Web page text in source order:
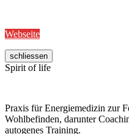
Webseite
schliessen
Spirit of life
Praxis für Energiemedizin zur
Wohlbefinden, darunter
autogenes Training.